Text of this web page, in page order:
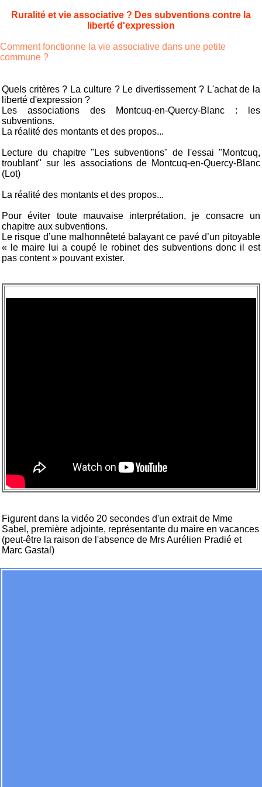
Ruralité et vie associative ? Des subventions contre la
liberté d'expression
Comment fonctionne la vie associative dans une petite
commune ?
Quels critères ? La culture ? Le divertissement ? L'achat de la
liberté d'expression ?
Les associations des Montcuq-en-Quercy-Blanc : les
subventions.
La réalité des montants et des propos...
Lecture du chapitre "Les subventions" de l'essai "Montcuq,
troublant" sur les associations de Montcuq-en-Quercy-Blanc
(Lot)
La réalité des montants et des propos...
Pour éviter toute mauvaise interprétation, je consacre un
chapitre aux subventions.
Le risque d’une malhonnêteté balayant ce pavé d’un pitoyable
« le maire lui a coupé le robinet des subventions donc il est
pas content » pouvant exister.
Figurent dans la vidéo 20 secondes d'un extrait de Mme
Sabel, première adjointe, représentante du maire en vacances
(peut-être la raison de l'absence de Mrs Aurélien Pradié et
Marc Gastal)